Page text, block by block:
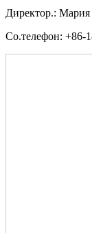
Директор.:
Со.телефон: +86-